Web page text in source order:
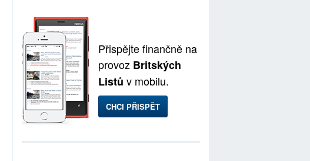
Přispějte finančně na
provoz Britských
Listů v mobilu.
CHCI PŘISPĚT